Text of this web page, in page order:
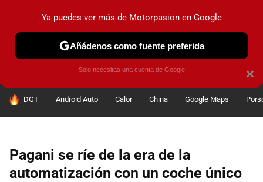
PRUEBAS COCHES ELÉCTRICOS OBSERVATORIO
HOY SE HABLA DE
DGT Android Auto Calor China Google Maps
Pagani se ríe de la era de la
automatización con un coche único
×
Ya puedes ver más de Motorpasion en Google
Añádenos como fuente preferida
Solo necesitas una cuenta de Google